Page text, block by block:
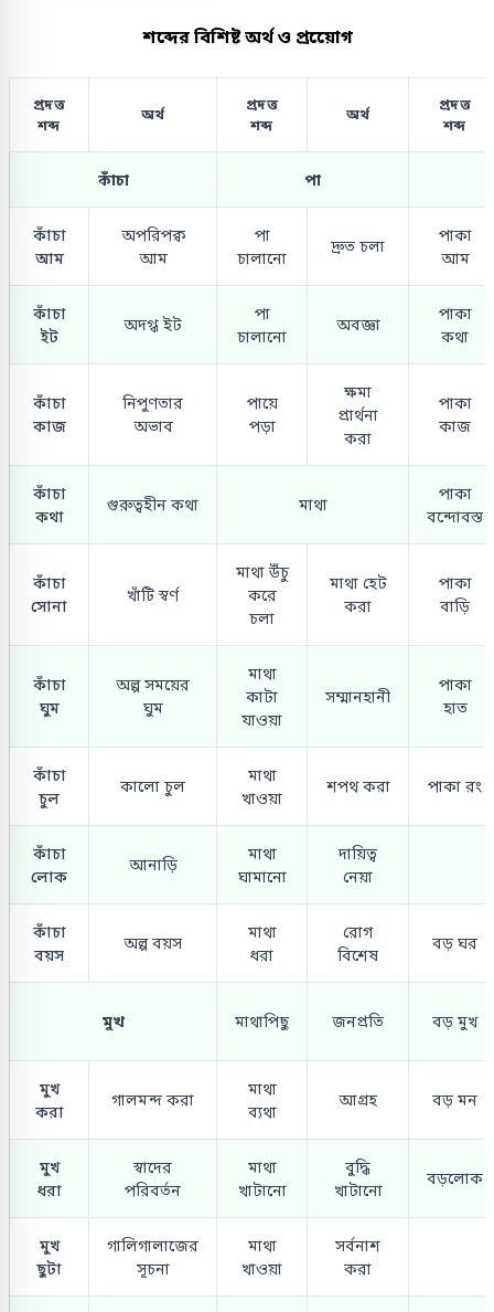
শব্দের বিশিষ্ট অর্থ ও প্রয়োেগ
প্রদত্ত
শব্দ
অর্থ
প্রদত্ত
শব্দ
অর্থ
প্রদত্ত
শব্দ
কাঁচা পা
কাঁচা
আম
অপরিপক্ব
আম
পা
চালানো
দ্রুত চলা
পাকা
আম
কাঁচা
ইট
অদগ্ধ ইট
পা
চালানো
অবজ্ঞা
পাকা
কথা
কাঁচা
কাজ
নিপুণতার
অভাব
পায়ে
পড়া
ক্ষমা
প্রার্থনা
করা
পাকা
কাজ
কাঁচা
কথা
গুরুত্বহীন কথা মাথা
পাকা
বন্দোবস্ত
কাঁচা
সোনা
খাঁটি স্বর্ণ
মাথা উঁচু
করে
চলা
মাথা হেট
করা
পাকা
বাড়ি
কাঁচা
ঘুম
অল্প সময়ের
ঘুম
মাথা
কাটা
যাওয়া
সম্মানহানী
পাকা
হাত
কাঁচা
চুল
কালো চুল
মাথা
খাওয়া
শপথ করা পাকা রং
কাঁচা
লোক
আনাড়ি
মাথা
ঘামানো
দায়িত্ব
নেয়া
কাঁচা
বয়স
অল্প বয়স
মাথা
ধরা
রোগ
বিশেষ
বড় ঘর
মুখ মাথাপিছু জনপ্রতি বড় মুখ
মুখ
করা
গালমন্দ করা
মাথা
ব্যথা
আগ্রহ বড় মন
মুখ
ধরা
স্বাদের
পরিবর্তন
মাথা
খাটানো
বুদ্ধি
খাটানো
বড়লোক
মুখ
ছুটা
গালিগালাজের
সূচনা
মাথা
খাওয়া
সর্বনাশ
করা